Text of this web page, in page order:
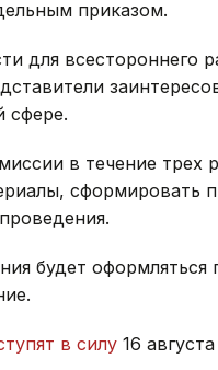
приказом.
для всестороннего
сфере.
в течение трех
сформировать
будет
в силу 16